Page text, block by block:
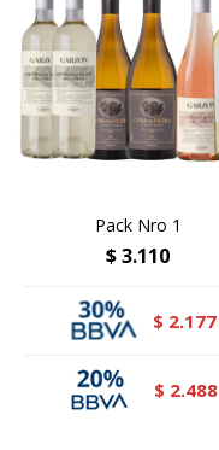
Pack Nro 1
$3.110
$ 2.177
$ 2.488